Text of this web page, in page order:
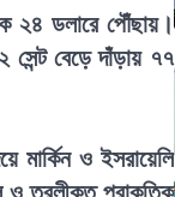
২৪ ডলারে পৌঁছায়।
সেন্ট বেড়ে দাঁড়ায় ৭৭
মার্কিন ও ইসরায়েলি